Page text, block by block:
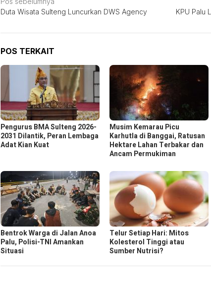
pos
Duta Wisata Sulteng Luncurkan DWS Agency
KPU Palu
POS TERKAIT
Pengurus BMA Sulteng 2026-
2031 Dilantik, Peran Lembaga
Adat Kian Kuat
Musim Kemarau Picu
Karhutla di Banggai, Ratusan
Hektare Lahan Terbakar dan
Ancam Permukiman
Bentrok Warga di Jalan Anoa
Palu, Polisi-TNI Amankan
Situasi
Telur Setiap Hari: Mitos
Kolesterol Tinggi atau
Sumber Nutrisi?